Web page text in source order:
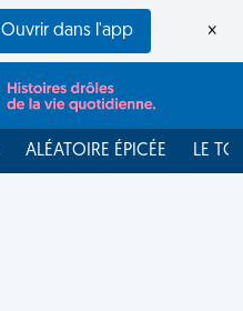
Ouvrir dans l'app ×
ALÉATOIRE ÉPICÉE LE